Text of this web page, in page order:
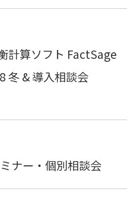
計算ソフト FactSage
冬 & 導入相談会
ナー・個別相談会